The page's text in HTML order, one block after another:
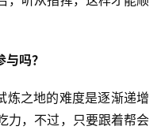
吗？
炼之地的难度是逐渐递增
力，不过，只要跟着帮会